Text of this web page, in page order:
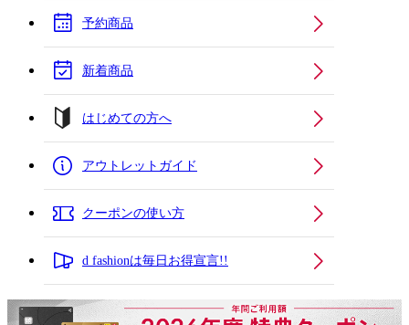
予約商品
新着商品
はじめての方へ
アウトレットガイド
クーポンの使い方
d fashionは毎日お得宣言!!